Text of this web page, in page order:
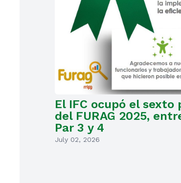
El IFC ocupó el
del FURAG 2025,
Par 3 y 4
July 02, 2026